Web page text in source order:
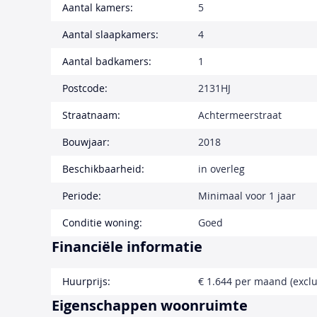
Aantal kamers:
5
Aantal slaapkamers:
4
Aantal badkamers:
1
Postcode:
2131HJ
Straatnaam:
Achtermeerstraat
Bouwjaar:
2018
Beschikbaarheid:
in overleg
Periode:
Minimaal voor 1 jaar
Conditie woning:
Goed
Financiële informatie
Huurprijs: € 1.644 per maand
Eigenschappen woonruimte